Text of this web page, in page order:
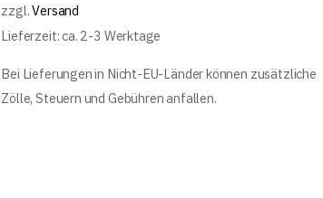
zzgl.Versand
Lieferzeit: ca. 2-3 Werktage
Bei Lieferungen in Nicht-EU-Länder können zusätzliche
Zölle, Steuern und Gebühren anfallen.